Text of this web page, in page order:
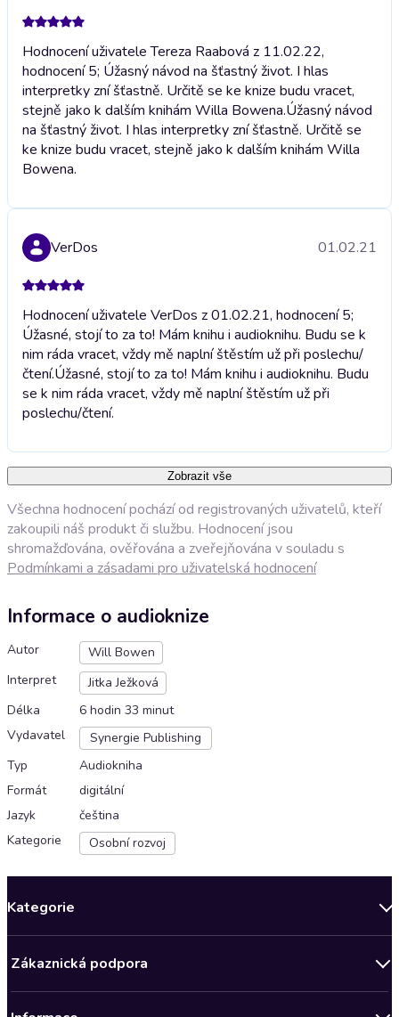
Hodnocení uživatele Tereza Raabová z 11.02.22,
hodnocení 5; Úžasný návod na šťastný život. I hlas
interpretky zní šťastně. Určitě se ke knize budu vracet,
stejně jako k dalším knihám Willa Bowena.Úžasný návod
na šťastný život. I hlas interpretky zní šťastně. Určitě se
ke knize budu vracet, stejně jako k dalším knihám Willa
Bowena.
VerDos 01.02.21
Hodnocení uživatele VerDos z 01.02.21, hodnocení 5;
Úžasné, stojí to za to! Mám knihu i audioknihu. Budu se k
nim ráda vracet, vždy mě naplní štěstím už při poslechu/
čtení.Úžasné, stojí to za to! Mám knihu i audioknihu. Budu
se k nim ráda vracet, vždy mě naplní štěstím už při
poslechu/čtení.
Zobrazit vše
Všechna hodnocení pochází od registrovaných uživatelů, kteří
zakoupili náš produkt či službu. Hodnocení jsou
shromažďována, ověřována a zveřejňována v souladu s
Podmínkami a zásadami pro uživatelská hodnocení
Informace o audioknize
Autor
Will Bowen
Interpret
Jitka Ježková
Délka
6 hodin 33 minut
Vydavatel
Synergie Publishing
Typ
Audiokniha
Formát
digitální
Jazyk
čeština
Kategorie
Osobní rozvoj
Kategorie
Bestsellery měsíce
Zákaznická podpora